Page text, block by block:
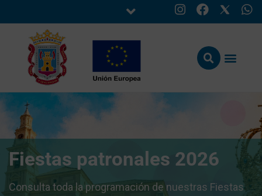
Fiestas patronales 2026
Consulta toda la programación de nuestras Fiestas